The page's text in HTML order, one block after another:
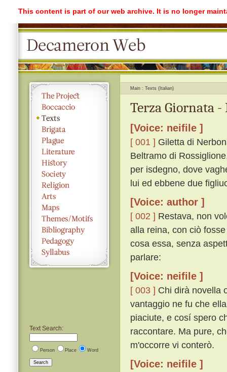
This content is part of our web archive. It is no longer
Text Search:
Person Place Word
Search
Main Texts (Italian)
Terza Giornata
[Voice: neifile ]
[ 001 ] Giletta di
Beltramo di
per isdegno, dove
lui ed ebbene due
[Voice: author ]
[ 002 ] Restava, non
alla reina, con ciò
cosa essa, senza
parlare:
[Voice: neifile ]
[ 003 ] Chi dirà novella
vantaggio ne fu che
piaciute, e cosí spero
raccontare. Ma pure,
m'occorre vi conterò.
[Voice: neifile ]